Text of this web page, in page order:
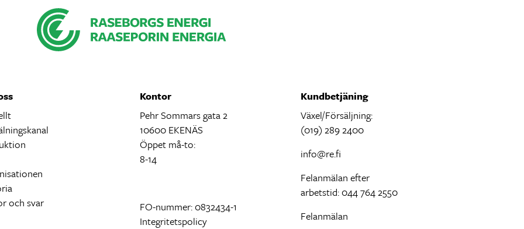
och svar
Kontor
Pehr Sommars gata 2
10600 EKENÄS
Öppet må-to:
8-14
FO-nummer: 0832434-1
Integritetspolicy
Kundbetjäning
Växel/Försäljning:
(019) 289 2400
info@re.fi
Felanmälan efter
arbetstid: 044 764 2550
Felanmälan